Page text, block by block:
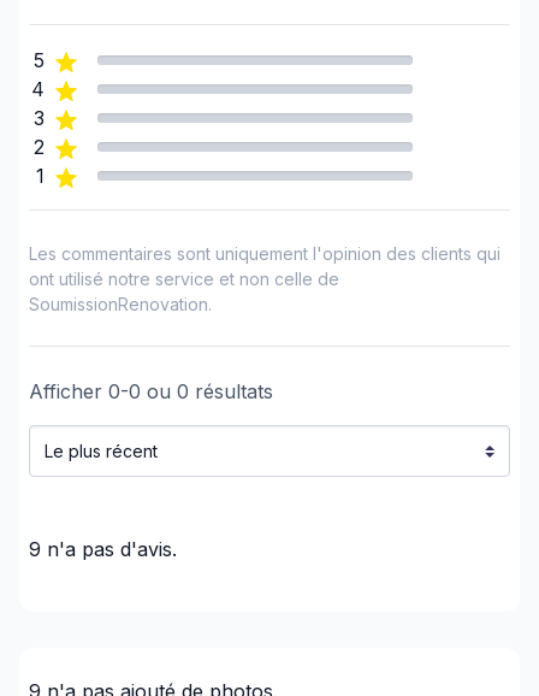
5
4
3
2
1
Les commentaires sont uniquement l'opinion des clients qui
ont utilisé notre service et non celle de
SoumissionRenovation.
Afficher 0-0 ou 0 résultats
9 n'a pas d'avis.
9 n'a pas ajouté de photos.